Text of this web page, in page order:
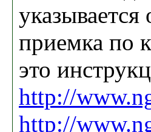
указывается
приемка по
это
http://
http://